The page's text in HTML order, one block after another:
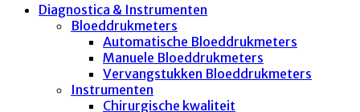
Diagnostica & Instrumenten
Bloeddrukmeters
Automatische Bloeddrukmeters
Manuele Bloeddrukmeters
Vervangstukken Bloeddrukmeters
Instrumenten
Chirurgische kwaliteit